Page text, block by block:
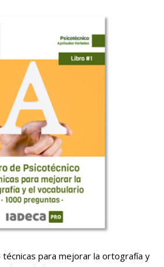
para mejorar la ortografía y